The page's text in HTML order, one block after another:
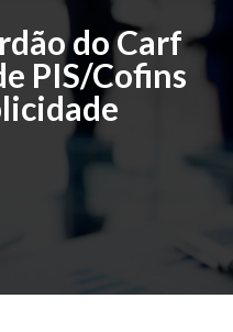
do Carf
PIS/Cofins